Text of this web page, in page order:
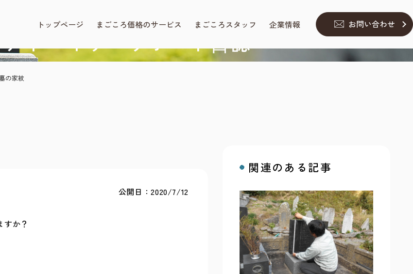
まごころ価格.com
トップページ まごころ価格のサービス まごころスタッフ 企業情報 お問い合わせ
ドバイザーサポート⽇誌
の家紋
公開日：2020/7/12
か？
関連のある記事